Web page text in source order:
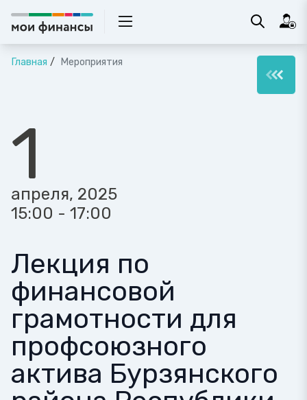
Главная Мероприятия
1
апреля, 2025
15:00 - 17:00
Лекция по
финансовой
грамотности для
профсоюзного
актива Бурзянского